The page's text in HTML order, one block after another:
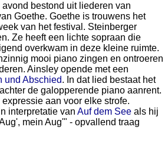
bestond uit liederen van
Goethe. Goethe is trouwens het
van het festival. Steinberger
Ze heeft een lichte sopraan die
overkwam in deze kleine ruimte.
mooi piano zingen en ontroeren
Ainsley opende met een
und Abschied. In dat lied bestaat het
de galopperende piano aanrent.
aan voor elke strofe.
interpretatie van Auf dem See als hij
mein Aug'" - opvallend traag